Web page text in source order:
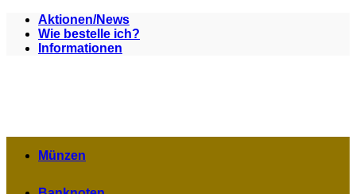
Zum
Inhalt
springen
Aktionen/News
Wie bestelle ich?
Informationen
Münzen